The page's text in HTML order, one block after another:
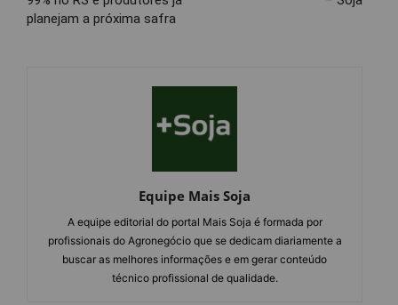
planejam a próxima safra
Equipe Mais Soja
A equipe editorial do portal Mais Soja é formada por
profissionais do Agronegócio que se dedicam diariamente a
buscar as melhores informações e em gerar conteúdo
técnico profissional de qualidade.